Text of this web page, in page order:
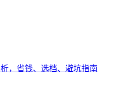
，省钱、选档、避坑指南